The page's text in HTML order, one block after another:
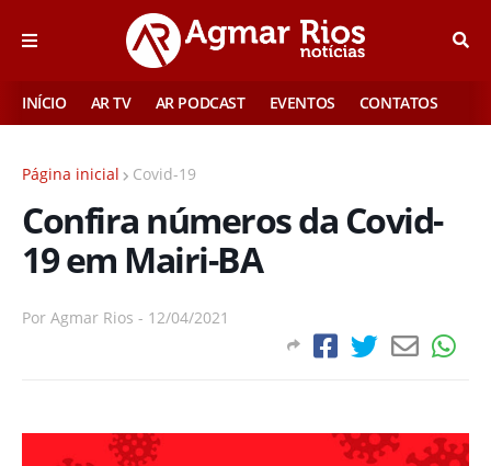
INÍCIO AR TV AR PODCAST EVENTOS CONTATOS
Página inicial Covid-19
Confira números da Covid-
19 em Mairi-BA
Por Agmar Rios - 12/04/2021